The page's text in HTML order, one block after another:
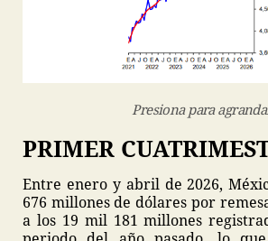
Presiona para
PRIMER
Entre enero y abril de 2026,
676 millones de dólares por
a los 19 mil 181 millones